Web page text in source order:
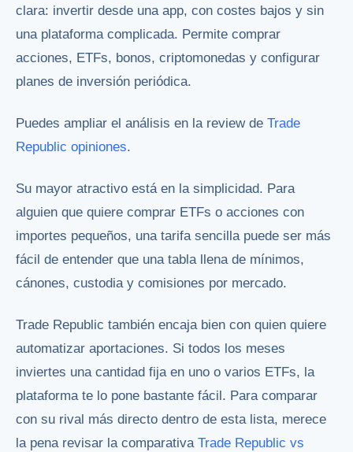
clara: invertir desde una app, con costes bajos y sin
una plataforma complicada. Permite comprar
acciones, ETFs, bonos, criptomonedas y configurar
planes de inversión periódica.
Puedes ampliar el análisis en la review de Trade
Republic opiniones.
Su mayor atractivo está en la simplicidad. Para
alguien que quiere comprar ETFs o acciones con
importes pequeños, una tarifa sencilla puede ser más
fácil de entender que una tabla llena de mínimos,
cánones, custodia y comisiones por mercado.
Trade Republic también encaja bien con quien quiere
automatizar aportaciones. Si todos los meses
inviertes una cantidad fija en uno o varios ETFs, la
plataforma te lo pone bastante fácil. Para comparar
con su rival más directo dentro de esta lista, merece
la pena revisar la comparativa Trade Republic vs